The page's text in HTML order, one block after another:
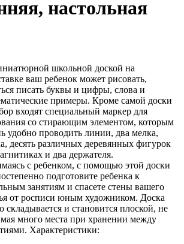
настольная
школьной доской на
ваш ребенок может рисовать,
писать буквы и цифры, слова и
примеры. Кроме самой доски
входят специальный маркер для
со стирающим элементом, которым
удобно проводить линии, два мелка,
десять различных деревянных фигурок
и два держателя.
с ребенком, с помощью этой доски
подготовите ребенка к
занятиям и спасете стены вашего
от росписи юным художником. Доска
складывается и становится плоской, не
много места при хранении между
Характеристики: